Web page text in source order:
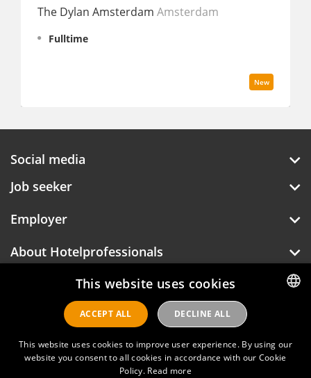
The Dylan Amsterdam Amsterdam
Fulltime
New
Social media
Job seeker
Employer
About Hotelprofessionals
Hotelprofessionals ENGLISH
This website uses cookies
This website uses cookies to improve user experience. By using our
website you consent to all cookies in accordance with our Cookie
Policy. Read more
ACCEPT ALL DECLINE ALL